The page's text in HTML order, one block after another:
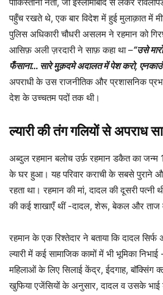
पहुँच रखते थे, एक बार विदेश में हुई मुलाक़ात में
पुलिस अधिकारी चौधरी असलम ने रहमान को
आसिफ़ अली ज़रदारी ने साफ़ कहा था –“उसे
फँसाना… सारे मुक़दमे अदालत में पेश करो,
अपराधी के उस राजनीतिक और प्रशासनिक
देश के उच्चतम पदों तक थी।
ल्यारी की तंग गलियों से अपराध
अब्दुल रहमान बलोच उर्फ़ रहमान डकैत का जन्म
के घर हुआ। यह परिवार कराची के सबसे पुराने
रहता था। रहमान की मां, दादल की दूसरी पत्नी
की कई शाखाएँ थीं -दादल, शेरू, बेकल और ताज
रहमान के एक रिश्तेदार ने बताया कि दादल
ल्यारी में कई सामाजिक कामों में भी भूमिका
महिलाओं के लिए सिलाई केंद्र, ईदगाह,
खुफिया एजेंसियों के अनुसार, दादल व उसके भाई